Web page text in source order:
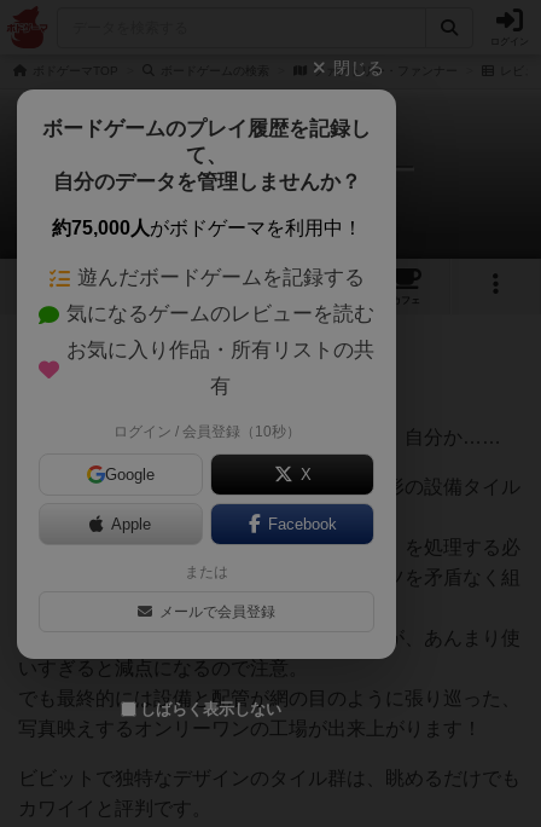
ファクトリー・ファンナー
ファクトリー・ファンナー
がま口さんのレビュー
3 3
カフェ
94名 0名 0 約2ヶ月前
誰だこんな所に設備配管したヤツは！ あ、自分か……
工場をモチーフとした個人ボードに、六角形の設備タイル
を配置するゲームです。
設備タイルは材料（入力）と成果物（出力）を処理する必
要があり、４色の供給タイルとパイプパーツを矛盾なく組
み立てる必要があります。
パイプをたくさん使えば組み立てられますが、あんまり使
いすぎると減点になるので注意。
でも最終的には設備と配管が網の目のように張り巡った、
写真映えするオンリーワンの工場が出来上がります！
ビビットで独特なデザインのタイル群は、眺めるだけでも
カワイイと評判です。
閉じる
ボードゲームのプレイ履歴を記録し
て、
自分のデータを管理しませんか？
約75,000人がボドゲーマを利用中！
遊んだボードゲームを記録する
気になるゲームのレビューを読む
お気に入り作品・所有リストの共
有
ログイン / 会員登録（10秒）
Google X
Apple Facebook
または
メールで会員登録
しばらく表示しない